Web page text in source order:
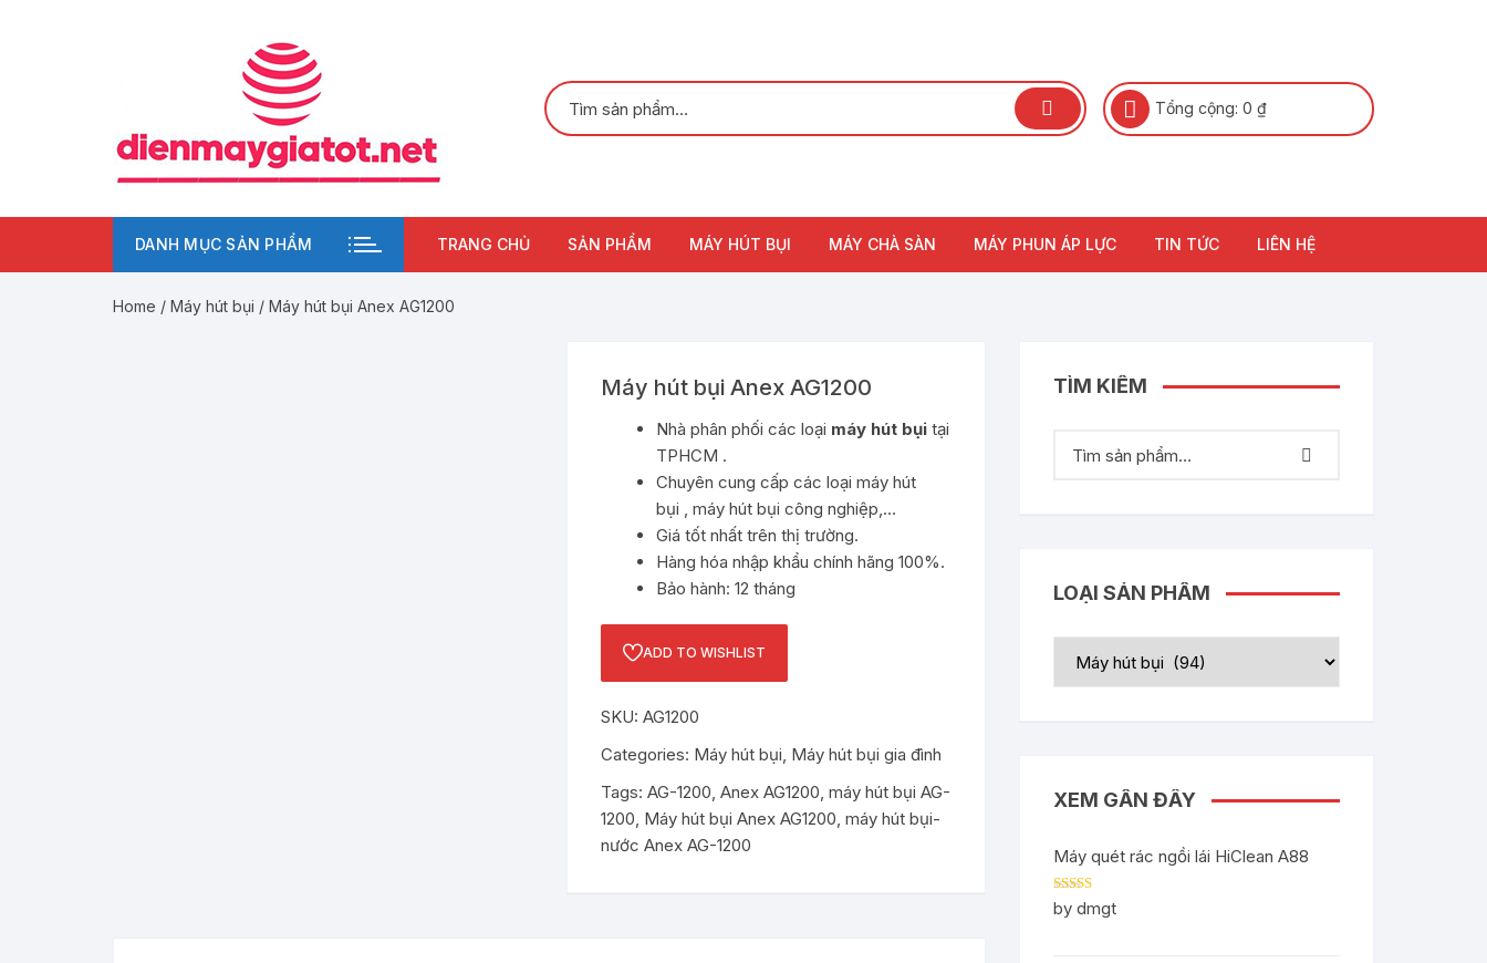
Tổng cộng: 0 ₫
DANH MỤC SẢN PHẨM TRANG CHỦ SẢN PHẨM MÁY HÚT BỤI MÁY CHÀ SÀN MÁY PHUN ÁP LỰC TIN TỨC LIÊN HỆ
Home / Máy hút bụi / Máy hút bụi Anex AG1200
Máy hút bụi Anex AG1200
Nhà phân phối các loại máy hút bụi tại
TPHCM .
Chuyên cung cấp các loại máy hút
bụi , máy hút bụi công nghiệp,…
Giá tốt nhất trên thị trường.
Hàng hóa nhập khẩu chính hãng 100%.
Bảo hành: 12 tháng
ADD TO WISHLIST
SKU:AG1200
Categories: Máy hút bụi, Máy hút bụi gia đình
Tags:AG-1200,Anex AG1200,máy hút bụi AG-
1200, Máy hút bụi Anex AG1200,máy hút bụi-
nước Anex AG-1200
TÌM KIẾM
LOẠI SẢN PHẨM
XEM GẦN ĐÂY
Máy quét rác ngồi lái HiClean A88
Rated5out
of 5
by dmgt